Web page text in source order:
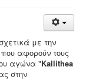
με την
αφορούν τους
αγώνα "Kallithea
στην